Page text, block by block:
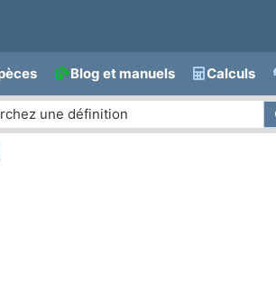
Blog et manuels Calculs